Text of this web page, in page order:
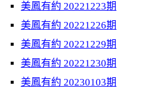
美鳳有約 20221223期
美鳳有約 20221226期
美鳳有約 20221229期
美鳳有約 20221230期
美鳳有約 20230103期